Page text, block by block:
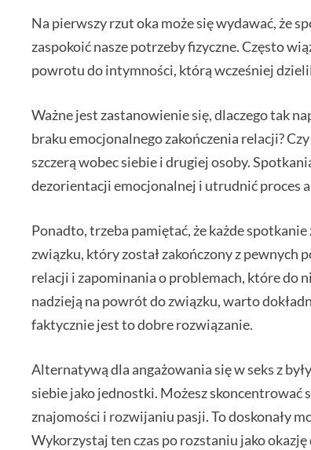
Na pierwszy rzut oka może się wydawać, że
zaspokoić nasze potrzeby fizyczne. Często
powrotu do intymności, którą wcześniej
Ważne jest zastanowienie się, dlaczego tak
braku emocjonalnego zakończenia relacji?
szczerą wobec siebie i drugiej osoby.
dezorientacji emocjonalnej i utrudnić proces
Ponadto, trzeba pamiętać, że każde
związku, który został zakończony z pewnych
relacji i zapominania o problemach, które do
nadzieją na powrót do związku, warto
faktycznie jest to dobre rozwiązanie.
Alternatywą dla angażowania się w seks z
siebie jako jednostki. Możesz
znajomości i rozwijaniu pasji. To doskonały
Wykorzystaj ten czas po rozstaniu jako